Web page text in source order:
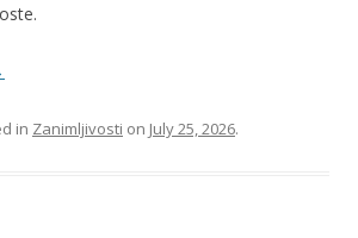
in Zanimljivosti on July 25, 2026.